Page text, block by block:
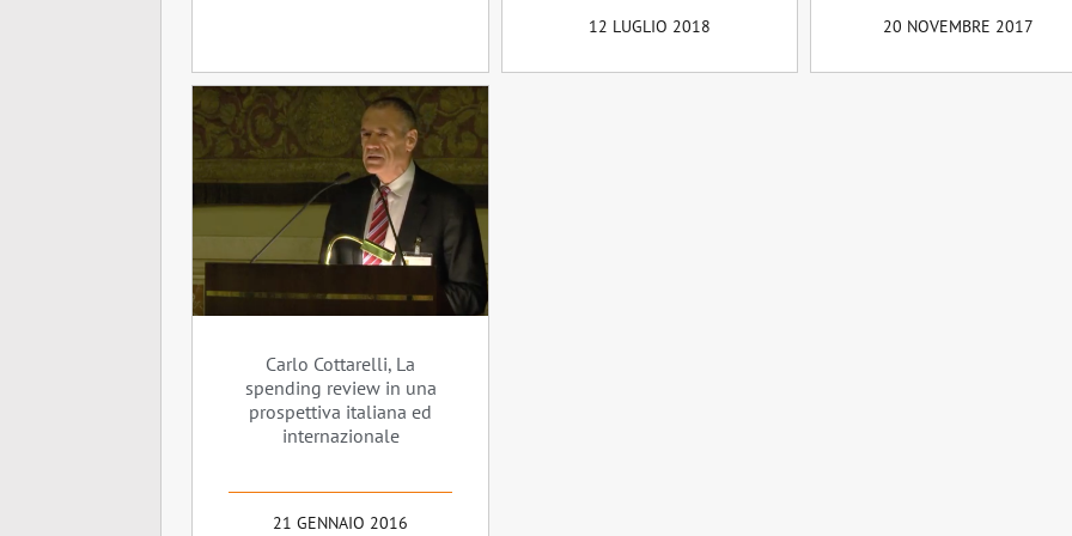
12 LUGLIO 2018 20 NOVEMBRE 2017
Carlo Cottarelli, La
spending review in una
prospettiva italiana ed
internazionale
21 GENNAIO 2016